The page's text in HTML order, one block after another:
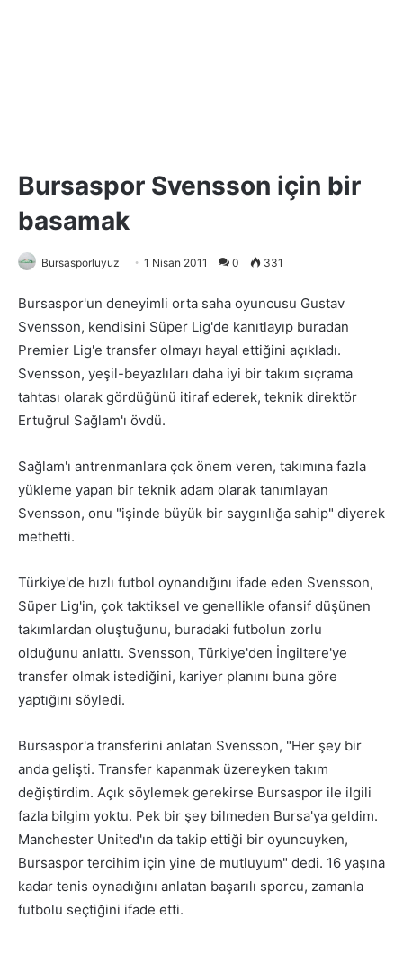
Bursaspor Svensson için bir
basamak
Bursasporluyuz 1 Nisan 2011 0 331
Bursaspor'un deneyimli orta saha oyuncusu Gustav
Svensson, kendisini Süper Lig'de kanıtlayıp buradan
Premier Lig'e transfer olmayı hayal ettiğini açıkladı.
Svensson, yeşil-beyazlıları daha iyi bir takım sıçrama
tahtası olarak gördüğünü itiraf ederek, teknik direktör
Ertuğrul Sağlam'ı övdü.
Sağlam'ı antrenmanlara çok önem veren, takımına fazla
yükleme yapan bir teknik adam olarak tanımlayan
Svensson, onu "işinde büyük bir saygınlığa sahip" diyerek
methetti.
Türkiye'de hızlı futbol oynandığını ifade eden Svensson,
Süper Lig'in, çok taktiksel ve genellikle ofansif düşünen
takımlardan oluştuğunu, buradaki futbolun zorlu
olduğunu anlattı. Svensson, Türkiye'den İngiltere'ye
transfer olmak istediğini, kariyer planını buna göre
yaptığını söyledi.
Bursaspor'a transferini anlatan Svensson, "Her şey bir
anda gelişti. Transfer kapanmak üzereyken takım
değiştirdim. Açık söylemek gerekirse Bursaspor ile ilgili
fazla bilgim yoktu. Pek bir şey bilmeden Bursa'ya geldim.
Manchester United'ın da takip ettiği bir oyuncuyken,
Bursaspor tercihim için yine de mutluyum" dedi. 16 yaşına
kadar tenis oynadığını anlatan başarılı sporcu, zamanla
futbolu seçtiğini ifade etti.